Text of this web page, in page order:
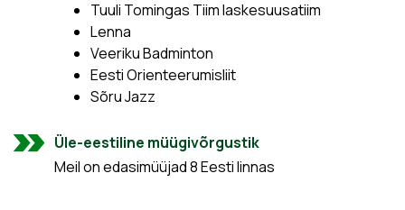
Tuuli Tomingas Tiim laskesuusatiim
Lenna
Veeriku Badminton
Eesti Orienteerumisliit
Sõru Jazz
Üle-eestiline müügivõrgustik
Meil on edasimüüjad 8 Eesti linnas